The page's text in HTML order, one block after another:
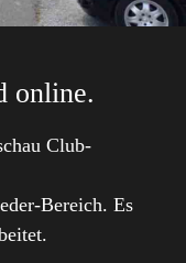
online.
Club-
Bereich. Es